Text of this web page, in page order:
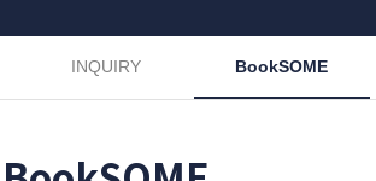
INQUIRY BookSOME